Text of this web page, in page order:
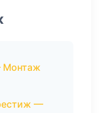
Монтаж
—